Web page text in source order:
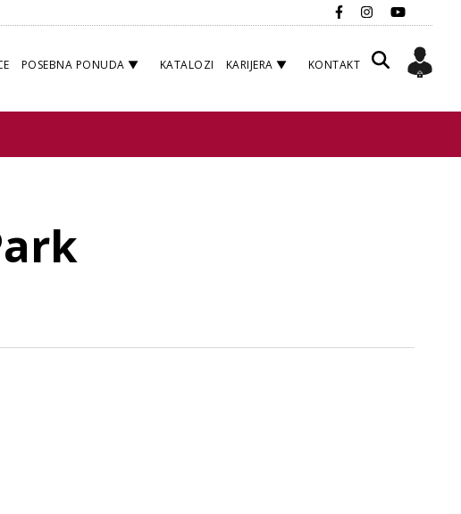
POSEBNA PONUDA KATALOZI KARIJERA KONTAKT